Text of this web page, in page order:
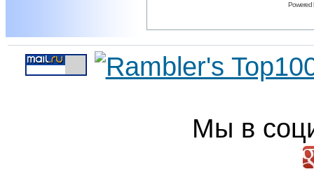
Powered
Мы в